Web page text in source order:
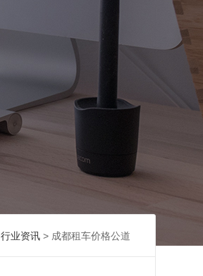
行业资讯 > 成都租车价格公道